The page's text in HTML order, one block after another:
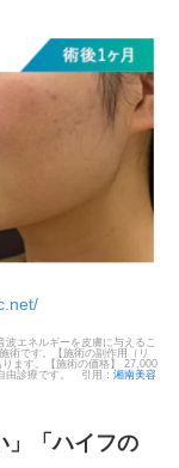
エネルギーを皮膚に与えるこ
術です。【施術の副作用（リ
ます。【施術の価格】 27,000
由診療です。 引用： 湘南美容
」「ハイフの